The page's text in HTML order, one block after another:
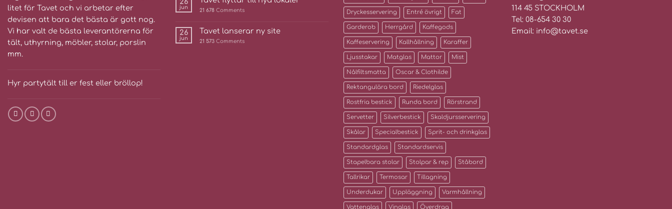
litet för Tavet och vi arbetar efter
devisen att bara det bästa är gott nog.
Vi har valt de bästa leverantörerna för
tält, uthyrning, möbler, stolar, porslin
mm.
Hyr partytält till er fest eller bröllop!
26
jun
21 678 Comments
26
jun
Tavet lanserar ny site
21 573 Comments
Dryckesservering Entré övrigt Fat
Garderob Herrgård Kaffegods
Kaffeservering Kallhållning Karaffer
Ljusstakar Matglas Mattor Mist
Nålfiltsmatta Oscar & Clothilde
Rektangulära bord Riedelglas
Rostfria bestick Runda bord Rörstrand
Servetter Silverbestick Skaldjursservering
Skålar Specialbestick Sprit- och drinkglas
Standardglas Standardservis
Stapelbara stolar Stolpar & rep Ståbord
Tallrikar Termosar Tillagning
Underdukar Uppläggning Varmhållning
Vattenglas Vinglas Överdrag
114 45 STOCKHOLM
Tel: 08-654 30 30
Email: info@tavet.se